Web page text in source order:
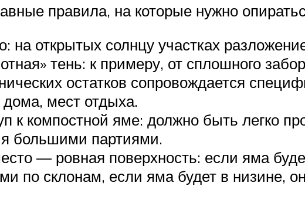
правила, на которые нужно
на открытых солнцу участках
тень: к примеру, от сплошного
остатков сопровождается
дома, мест отдыха.
к компостной яме: должно быть легко
большими партиями.
— ровная поверхность: если яма
по склонам, если яма будет в низине,